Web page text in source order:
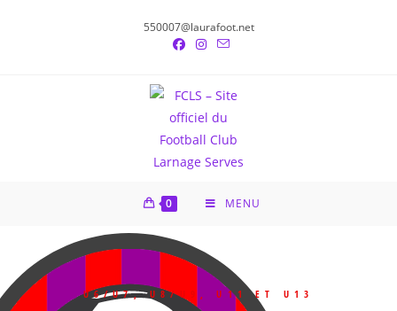
550007@laurafoot.net
0 MENU
U6/U7, U8/U9, U11 ET U13